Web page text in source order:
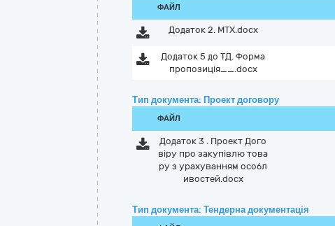
ФАЙЛ
Додаток 2. МТХ.docx
Додаток 5 до ТД. Форма
пропозиція__.docx
Тип документа: Проект договору
ФАЙЛ
Додаток 3 . Проект Дого
віру про закупівлю това
ру з урахуванням особл
ивостей.docx
Тип документа: Тендерна документація